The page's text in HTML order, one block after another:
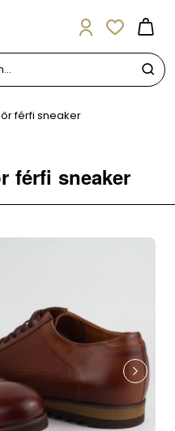
férfi sneaker
férfi sneaker